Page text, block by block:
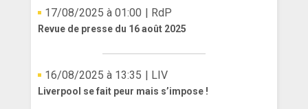
17/08/2025 à 01:00 | RdP
Revue de presse du 16 août 2025
16/08/2025 à 13:35 | LIV
Liverpool se fait peur mais s’impose !